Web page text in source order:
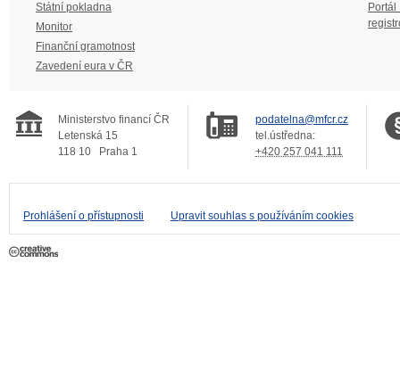
Státní pokladna
Monitor
Finanční gramotnost
Zavedení eura v ČR
Portál
Ministerstvo financí ČR
Letenská 15
118 10
Praha 1
podatelna@mfcr.cz
tel.ústředna:
+420 257 041 111
Prohlášení o přístupnosti Upravit souhlas s používáním cookies